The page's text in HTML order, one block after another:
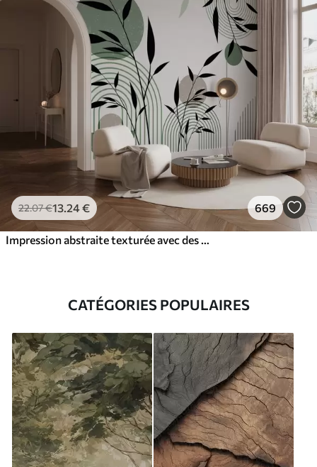
22.07€13 .24€ 669
CATÉGORIES POPULAIRES